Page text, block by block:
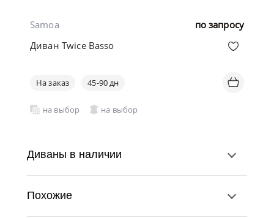
по запросу
Samoa
Диван Twice Basso
На заказ 45-90 дн
на выбор на выбор
Диваны в наличии
Похожие